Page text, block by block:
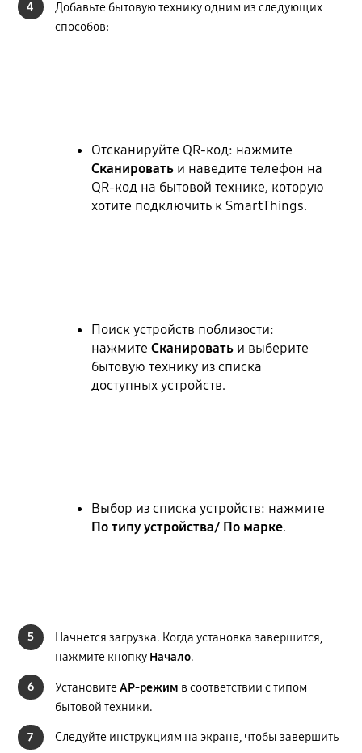
4
Добавьте бытовую технику одним из следующих
способов:
Отсканируйте QR-код: нажмите
Сканировать и наведите телефон на
QR-код на бытовой технике, которую
хотите подключить к SmartThings.
Поиск устройств поблизости:
нажмитеСканировать и выберите
бытовую технику из списка
доступных устройств.
Выбор из списка устройств: нажмите
По типу устройства/ По марке.
5
Начнется загрузка. Когда установка завершится,
нажмите кнопку Начало.
6 УстановитеAP-режим в соответствии с типом
бытовой техники.
7
Следуйте инструкциям на экране, чтобы завершить